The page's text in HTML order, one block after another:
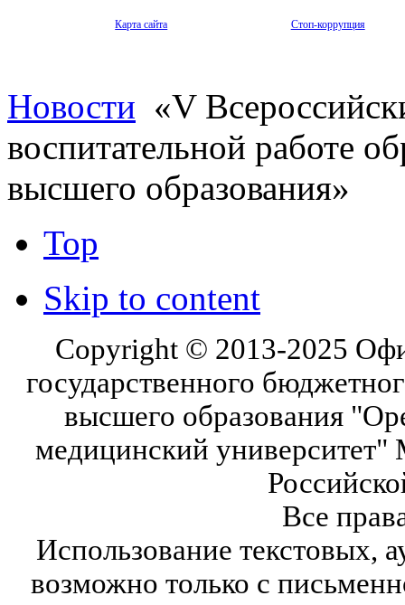
Карта сайта Стоп-коррупция
Новости «V
воспитательной работе
высшего образования»
Top
Skip to content
Copyright © 2013-2025
государственного
высшего образования
медицинский университет"
Все
Использование текстовых,
возможно только с